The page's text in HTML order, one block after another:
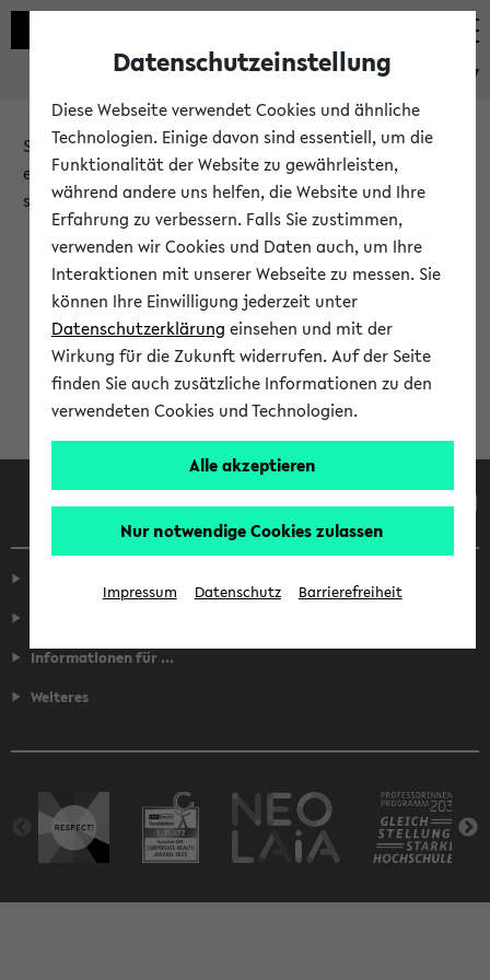
eKVV
Sie möchten auf eine eKVV Funktion zugreifen, die Ihnen
erst nach einer Anmeldung am System zur Verfügung
steht.
Bitte melden Sie sich an:
Anmeldung am eKVV
Informationen für ...
Weiteres
Datenschutzeinstellung
Diese Webseite verwendet Cookies und ähnliche
Technologien. Einige davon sind essentiell, um die
Funktionalität der Website zu gewährleisten,
während andere uns helfen, die Website und Ihre
Erfahrung zu verbessern. Falls Sie zustimmen,
verwenden wir Cookies und Daten auch, um Ihre
Interaktionen mit unserer Webseite zu messen. Sie
können Ihre Einwilligung jederzeit unter
Datenschutzerklärung einsehen und mit der
Wirkung für die Zukunft widerrufen. Auf der Seite
finden Sie auch zusätzliche Informationen zu den
verwendeten Cookies und Technologien.
Alle akzeptieren
Nur notwendige Cookies zulassen
Impressum Datenschutz Barrierefreiheit